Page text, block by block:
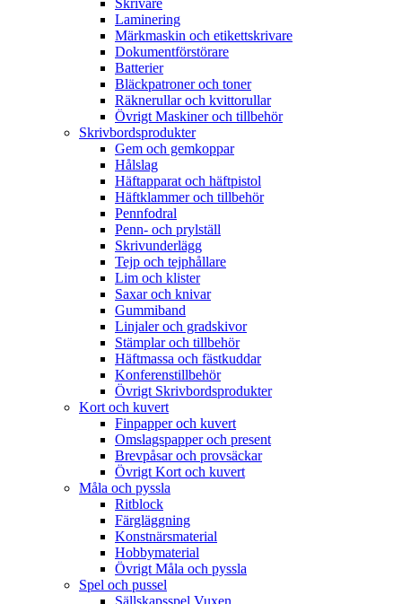
Skrivare
Laminering
Märkmaskin och etikettskrivare
Dokumentförstörare
Batterier
Bläckpatroner och toner
Räknerullar och kvittorullar
Övrigt Maskiner och tillbehör
Skrivbordsprodukter
Gem och gemkoppar
Hålslag
Häftapparat och häftpistol
Häftklammer och tillbehör
Pennfodral
Penn- och prylställ
Skrivunderlägg
Tejp och tejphållare
Lim och klister
Saxar och knivar
Gummiband
Linjaler och gradskivor
Stämplar och tillbehör
Häftmassa och fästkuddar
Konferenstillbehör
Övrigt Skrivbordsprodukter
Kort och kuvert
Finpapper och kuvert
Omslagspapper och present
Brevpåsar och provsäckar
Övrigt Kort och kuvert
Måla och pyssla
Ritblock
Färgläggning
Konstnärsmaterial
Hobbymaterial
Övrigt Måla och pyssla
Spel och pussel
Sällskapsspel Vuxen